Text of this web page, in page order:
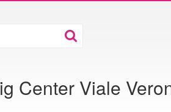
Center Viale